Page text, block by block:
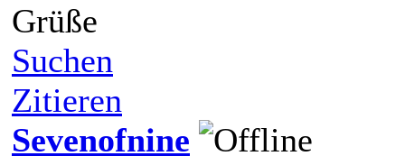
Grüße
Suchen
Zitieren
Sevenofnine